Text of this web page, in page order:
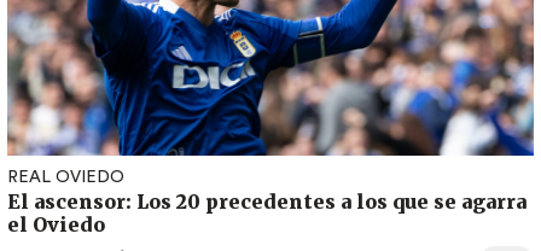
REAL OVIEDO
El ascensor: Los 20 precedentes a los que se agarra
el Oviedo